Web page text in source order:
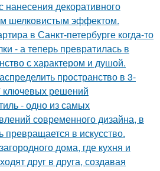
нанесения декоративного
шелковистым эффектом.
в Санкт-петербурге когда-то
- а теперь превратилась в
с характером и душой.
пространство в 3-
ключевых решений
- одно из самых
современного дизайна, в
превращается в искусство.
дома, где кухня и
друг в друга, создавая